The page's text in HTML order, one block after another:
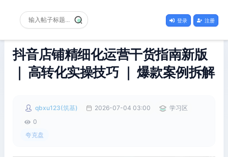
登录 注册
抖音店铺精细化运营干货指南新版
｜ 高转化实操技巧 ｜ 爆款案例拆解
qbxu123(筑基) 2026-07-04 03:00
学习区
0
夸克盘